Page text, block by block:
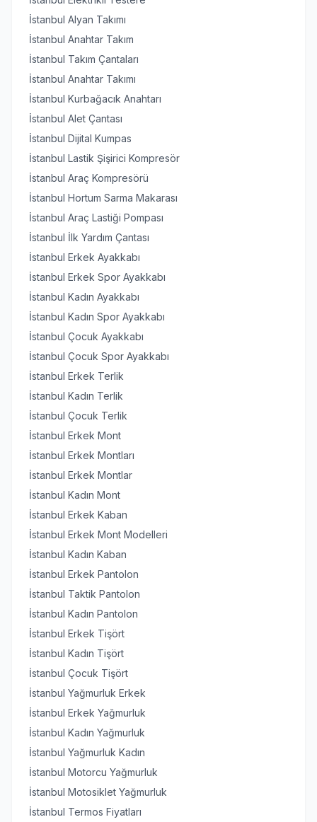
İstanbul Alyan Takımı
İstanbul Anahtar Takım
İstanbul Takım Çantaları
İstanbul Anahtar Takımı
İstanbul Kurbağacık Anahtarı
İstanbul Alet Çantası
İstanbul Dijital Kumpas
İstanbul Lastik Şişirici Kompresör
İstanbul Araç Kompresörü
İstanbul Hortum Sarma Makarası
İstanbul Araç Lastiği Pompası
İstanbul İlk Yardım Çantası
İstanbul Erkek Ayakkabı
İstanbul Erkek Spor Ayakkabı
İstanbul Kadın Ayakkabı
İstanbul Kadın Spor Ayakkabı
İstanbul Çocuk Ayakkabı
İstanbul Çocuk Spor Ayakkabı
İstanbul Erkek Terlik
İstanbul Kadın Terlik
İstanbul Çocuk Terlik
İstanbul Erkek Mont
İstanbul Erkek Montları
İstanbul Erkek Montlar
İstanbul Kadın Mont
İstanbul Erkek Kaban
İstanbul Erkek Mont Modelleri
İstanbul Kadın Kaban
İstanbul Erkek Pantolon
İstanbul Taktik Pantolon
İstanbul Kadın Pantolon
İstanbul Erkek Tişört
İstanbul Kadın Tişört
İstanbul Çocuk Tişört
İstanbul Yağmurluk Erkek
İstanbul Erkek Yağmurluk
İstanbul Kadın Yağmurluk
İstanbul Yağmurluk Kadın
İstanbul Motorcu Yağmurluk
İstanbul Motosiklet Yağmurluk
İstanbul Termos Fiyatları